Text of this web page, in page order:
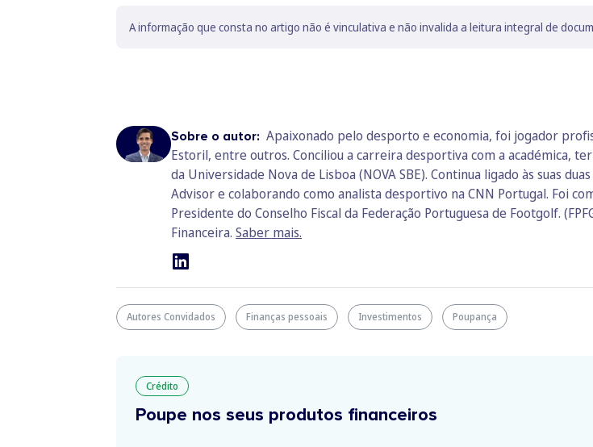
A informação que consta no artigo não é vinculativa e não invalida a leitura integral de
Sobre o autor: Apaixonado pelo desporto e economia, foi jogador
Estoril, entre outros. Conciliou a carreira desportiva com a académica,
da Universidade Nova de Lisboa (NOVA SBE). Continua ligado às suas
Advisor e colaborando como analista desportivo na CNN Portugal. Foi
Presidente do Conselho Fiscal da Federação Portuguesa de Footgolf.
Financeira. Saber mais.
Autores Convidados Finanças pessoais Investimentos Poupança
Crédito
Poupe nos seus produtos financeiros